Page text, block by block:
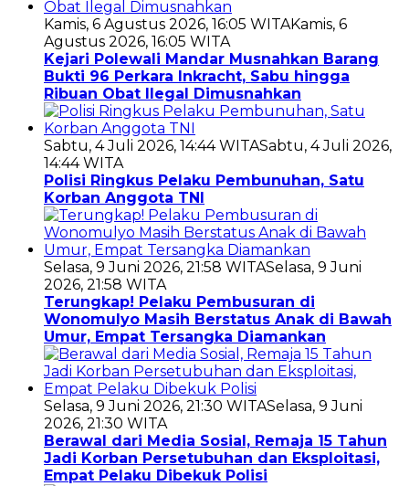
Kamis, 6 Agustus 2026, 16:05 WITAKamis, 6
Agustus 2026, 16:05 WITA
Kejari Polewali Mandar Musnahkan Barang
Bukti 96 Perkara Inkracht, Sabu hingga
Ribuan Obat Ilegal Dimusnahkan
Sabtu, 4 Juli 2026, 14:44 WITASabtu, 4 Juli 2026,
14:44 WITA
Polisi Ringkus Pelaku Pembunuhan, Satu
Korban Anggota TNI
Selasa, 9 Juni 2026, 21:58 WITASelasa, 9 Juni
2026, 21:58 WITA
Terungkap! Pelaku Pembusuran di
Wonomulyo Masih Berstatus Anak di Bawah
Umur, Empat Tersangka Diamankan
Selasa, 9 Juni 2026, 21:30 WITASelasa, 9 Juni
2026, 21:30 WITA
Berawal dari Media Sosial, Remaja 15 Tahun
Jadi Korban Persetubuhan dan Eksploitasi,
Empat Pelaku Dibekuk Polisi